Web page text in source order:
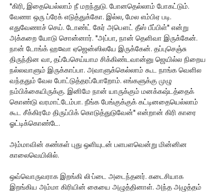
"கிரி, இதையெல்லாம் நீ மறந்துடு. போனதெல்லாம் போகட்டும்.
வேணா ஒரு ப்ரேக் எடுத்துக்கோ. இல்ல, மேல எம்பிஏ படி.
எதுவேணாச் செய். டோண்ட் கேர் அபௌட் தீஸ் பீப்பிள்" என்று
அக்கறை யோடு சொன்னார். "அப்பா, நான் தெளிவா இருக்கேன்.
நான் டோங்க் ஹ¤வா ஏஜென்ஸிலயே இருக்கேன். தப்புசெஞ்சு
திருந்தின வா, தப்பேசெய்யாம சிக்கிண்டவான்னு ஜெயில்ல நிறைய
நல்லவாளும் இருக்காப்பா. அவாளுக்கெல்லாம் கூட நாங்க வெளில
வந்ததும் வேல போட்டுத்தரப்போறோம். எங்களுக்கு முழு
நம்பிக்கையிருக்கு. இனிமே நான் யாருக்கும் மனக்கஷ்டத்தைக்
கொண்டு வரமாட்டேம்பா. நீங்க பேங்குக்குக் கட்டினதையெல்லாம்
கூட சீக்கிரமே திருப்பிக் கொடுத்துடுவேன்" என்றான் கிரி காரை
ஓட்டிக்கொண்டே.
அம்மாவின் கண்கள் புது ஒளியுடன் பளபளவென்று மின்னின
காலைவெயிலில்.
ஒவ்வொருவராக இறங்கி லி·ப்டை அடைந்தனர். கடைசியாக
இறங்கிய அம்மா கிரியின் கையை அழுத்தினாள். அந்த அழுத்தம்